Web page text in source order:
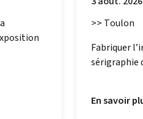
>> Toulon
Fabriquer
sérigraphie
En savoir